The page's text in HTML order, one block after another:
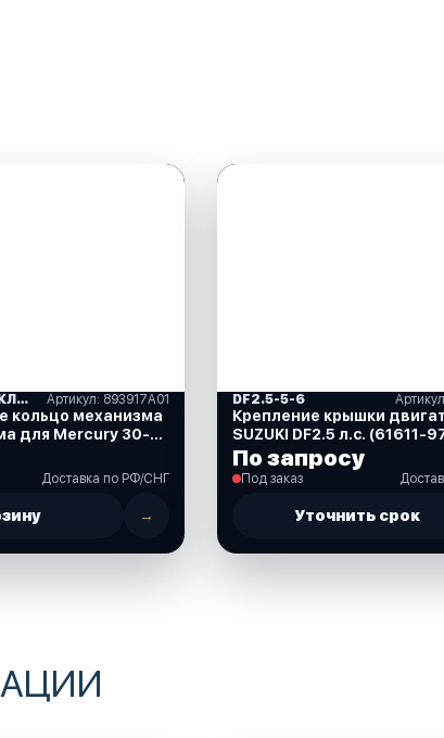
САЛЬНИКИ- ПРОКЛАДКИ "MERCURY" (16) Артикул: 893917A01
кольцо механизма
для Mercury 30-
Доставка по РФ/СНГ
→
DF2.5-5-6
Крепление крышки
SUZUKI DF2.5 л.с. (61611-
По запросу
Под заказ
Уточнить срок